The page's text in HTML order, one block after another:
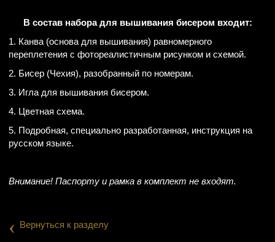
В состав набора для вышивания бисером входит:
1. Канва (основа для вышивания) равномерного
переплетения с фотореалистичным рисунком и схемой.
2. Бисер (Чехия), разобранный по номерам.
3. Игла для вышивания бисером.
4. Цветная схема.
5. Подробная, специально разработанная, инструкция на
русском языке.
Внимание! Паспорту и рамка в комплект не входят.
‹ Вернуться к разделу